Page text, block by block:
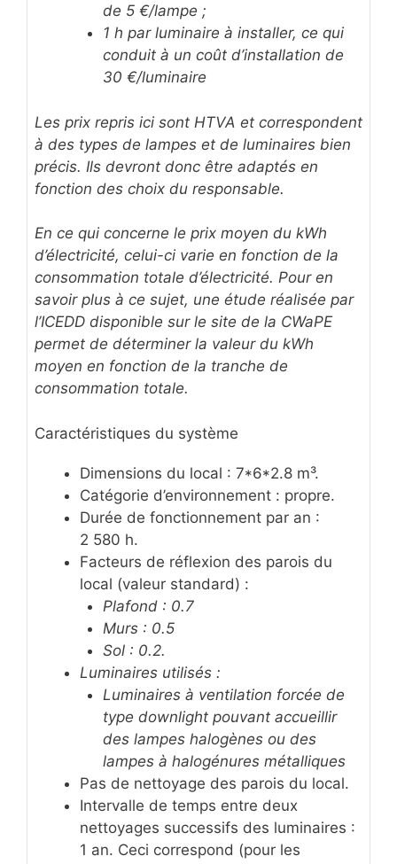
de 5 €/lampe ;
1 h par luminaire à installer, ce qui
conduit à un coût d’installation de
30 €/luminaire
Les prix repris ici sont HTVA et correspondent
à des types de lampes et de luminaires bien
précis. Ils devront donc être adaptés en
fonction des choix du responsable.
En ce qui concerne le prix moyen du kWh
d’électricité, celui-ci varie en fonction de la
consommation totale d’électricité. Pour en
savoir plus à ce sujet, une étude réalisée par
l’ICEDD disponible sur le site de la CWaPE
permet de déterminer la valeur du kWh
moyen en fonction de la tranche de
consommation totale.
Caractéristiques du système
Dimensions du local : 7*6*2.8 m³.
Catégorie d’environnement : propre.
Durée de fonctionnement par an :
2 580 h.
Facteurs de réflexion des parois du
local (valeur standard) :
Plafond : 0.7
Murs : 0.5
Sol : 0.2.
Luminaires utilisés :
Luminaires à ventilation forcée de
type downlight pouvant accueillir
des lampes halogènes ou des
lampes à halogénures métalliques
Pas de nettoyage des parois du local.
Intervalle de temps entre deux
nettoyages successifs des luminaires :
1 an. Ceci correspond (pour les